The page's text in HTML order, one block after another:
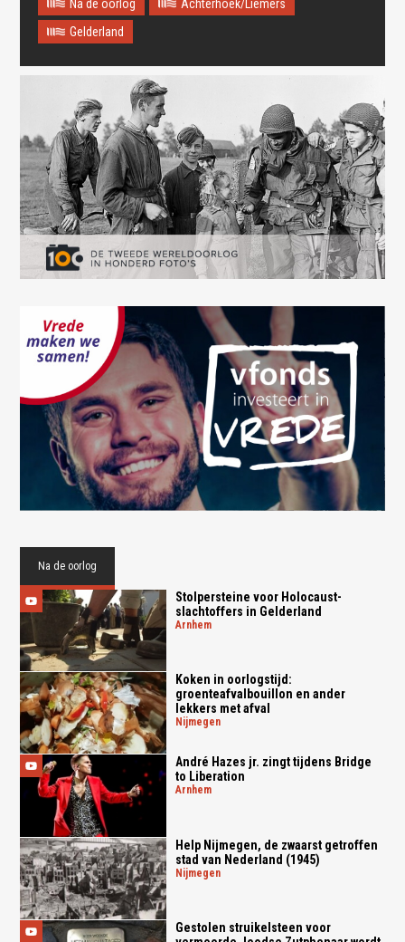
Oops! Something went
This page didn't load Google Maps correctly. See the
JavaScript console for technical details.
Na de oorlog
Achterhoek/Liemers
Gelderland
Na de oorlog
Stolpersteine voor Holocaust-
slachtoffers in Gelderland
arnhem
Koken in oorlogstijd:
groenteafvalbouillon en ander
lekkers met afval
nijmegen
André Hazes jr. zingt tijdens Bridge
to Liberation
arnhem
Help Nijmegen, de zwaarst getroffen
stad van Nederland (1945)
nijmegen
Gestolen struikelsteen voor